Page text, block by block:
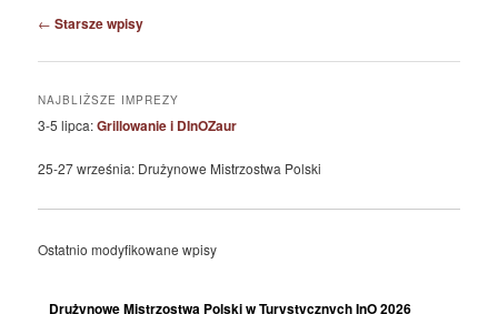
Nawigacja
← Starsze wpisy
NAJBLIŻSZE IMPREZY
3-5 lipca:Grillowanie i DInOZaur
25-27 września: Drużynowe Mistrzostwa Polski
Ostatnio modyfikowane wpisy
Drużynowe Mistrzostwa Polski w Turystycznych InO 2026